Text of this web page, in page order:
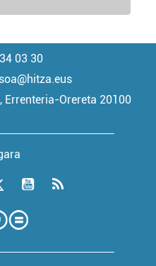
03 30
Errenteria-Orereta 20100